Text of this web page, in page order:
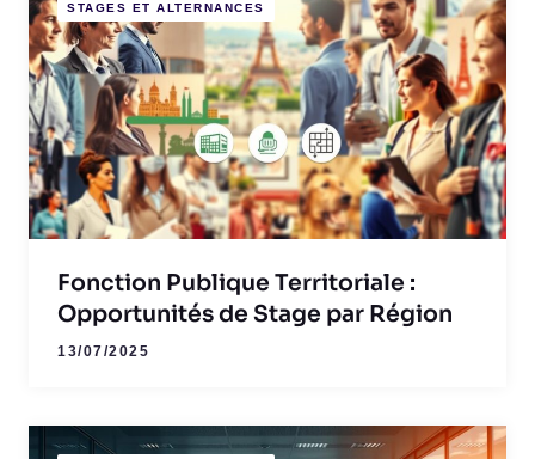
STAGES ET ALTERNANCES
Fonction Publique Territoriale :
Opportunités de Stage par Région
13/07/2025